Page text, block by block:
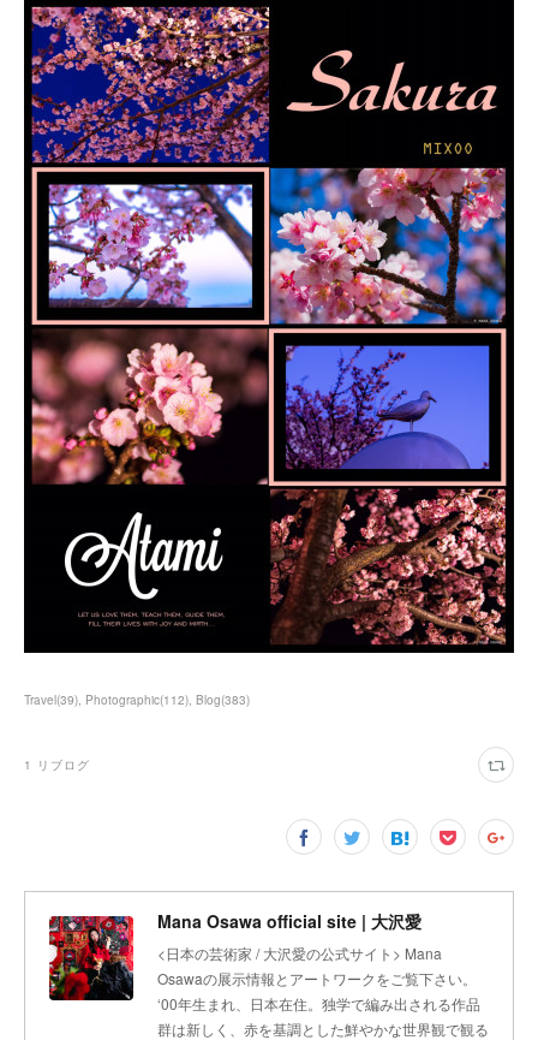
Travel(39) Photographic(112) Blog(383)
1 リブログ
Mana Osawa official site | 大沢愛
<日本の芸術家 / 大沢愛の公式サイト> Mana
Osawaの展示情報とアートワークをご覧下さい。
‘00年生まれ、日本在住。独学で編み出される作品
群は新しく、赤を基調とした鮮やかな世界観で観る